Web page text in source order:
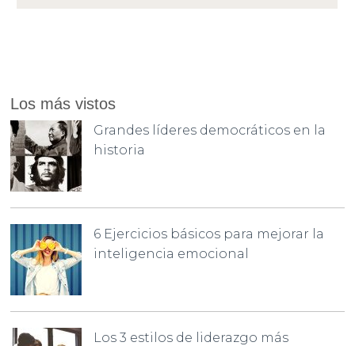
Los más vistos
Grandes líderes democráticos en la
historia
6 Ejercicios básicos para mejorar la
inteligencia emocional
Los 3 estilos de liderazgo más